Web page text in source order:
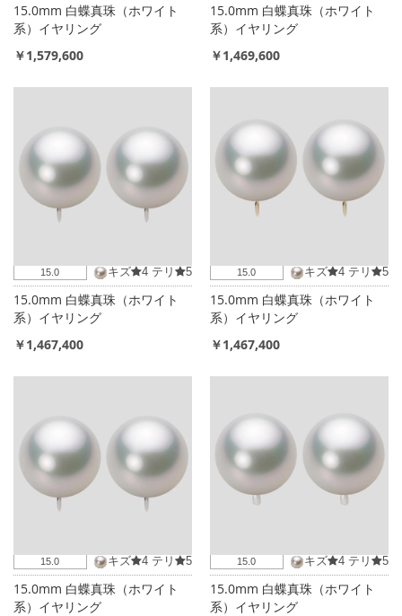
15.0mm 白蝶真珠（ホワイト
系）イヤリング
￥1,579,600
15.0mm 白蝶真珠（ホワイト
系）イヤリング
￥1,469,600
15.0 キズ 4 テリ 5
15.0mm 白蝶真珠（ホワイト
系）イヤリング
￥1,467,400
15.0 キズ 4 テリ 5
15.0mm 白蝶真珠（ホワイト
系）イヤリング
￥1,467,400
15.0 キズ 4 テリ 5
15.0mm 白蝶真珠（ホワイト
系）イヤリング
15.0 キズ 4 テリ 5
15.0mm 白蝶真珠（ホワイト
系）イヤリング